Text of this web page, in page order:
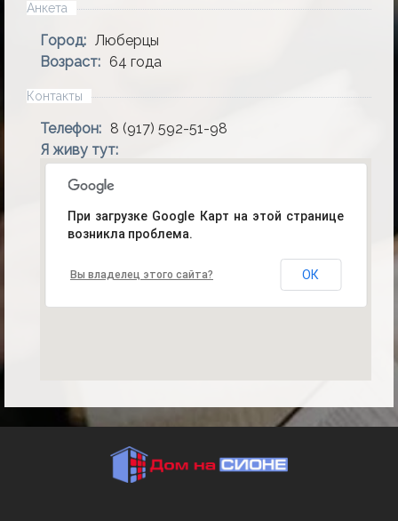
Анкета
Город: Люберцы
Возраст: 64 года
Контакты
Телефон: 8 (917) 592-51-98
Я живу тут:
При загрузке Google Карт на этой странице
возникла проблема.
Вы владелец этого сайта? ОК